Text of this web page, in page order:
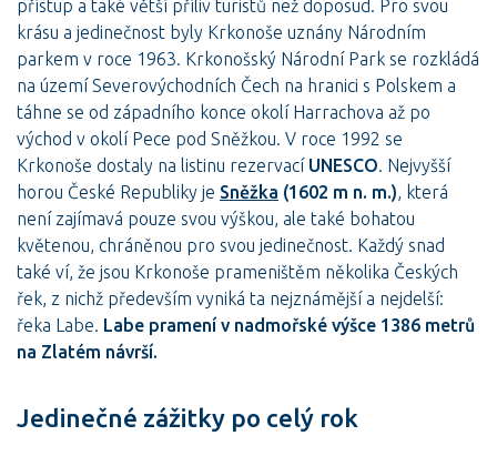
přístup a také větší příliv turistů než doposud. Pro svou
krásu a jedinečnost byly Krkonoše uznány Národním
parkem v roce 1963. Krkonošský Národní Park se rozkládá
na území Severovýchodních Čech na hranici s Polskem a
táhne se od západního konce okolí Harrachova až po
východ v okolí Pece pod Sněžkou. V roce 1992 se
Krkonoše dostaly na listinu rezervací UNESCO. Nejvyšší
horou České Republiky je Sněžka (1602 m n. m.), která
není zajímavá pouze svou výškou, ale také bohatou
květenou, chráněnou pro svou jedinečnost. Každý snad
také ví, že jsou Krkonoše prameništěm několika Českých
řek, z nichž především vyniká ta nejznámější a nejdelší:
řeka Labe. Labe pramení v nadmořské výšce 1386 metrů
na Zlatém návrší.
Jedinečné zážitky po celý rok